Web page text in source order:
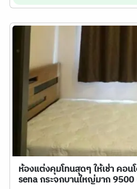
ห้องแต่งคุมโทนสุดๆ ให้เช่า คอ
sena กระจกบานใหญ่มาก